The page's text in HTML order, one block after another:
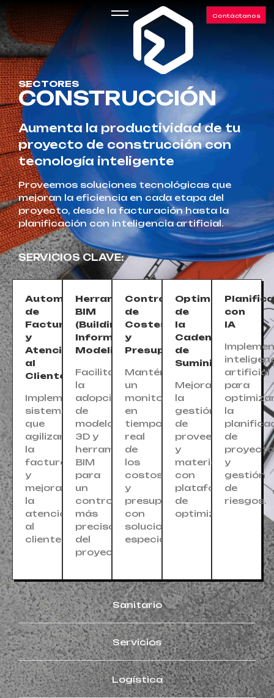
Contáctanos
SECTORES
CONSTRUCCIÓN
Aumenta la productividad de tu
proyecto de construcción con
tecnología inteligente
Proveemos soluciones tecnológicas que
mejoran la eficiencia en cada etapa del
proyecto, desde la facturación hasta la
planificación con inteligencia artificial.
SERVICIOS CLAVE:
Automatización
de
Facturación
y
Atención
al
Cliente
Implementa
sistemas
que
agilizan
la
facturación
y
mejoran
la
atención
al
cliente.
Herramientas
BIM
(Building
Information
Modeling)
Facilita
la
adopción
de
modelos
3D y
herramientas
BIM
para
un
control
más
preciso
del
proyecto.
Control
de
Costes
y
Presupuestos
Mantén
un
monitoreo
en
tiempo
real
de
los
costos
y
presupuestos
con
soluciones
especializadas.
Optimización
de
la
Cadena
de
Suministro
Mejora
la
gestión
de
proveedores
y
materiales
con
plataformas
de
optimización.
con
IA
artificial
para
la
de
y
gestión
de
riesgos.
Sanitario
Servicios
Logística